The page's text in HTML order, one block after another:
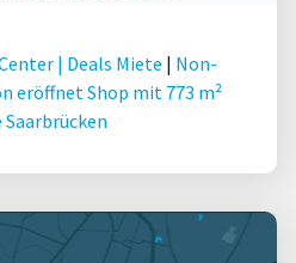
| Deals Miete | Non-
eröffnet Shop mit 773 m²
Saarbrücken